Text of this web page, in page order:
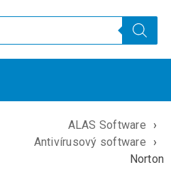
ALAS Software
›
Antivírusový software
›
Norton